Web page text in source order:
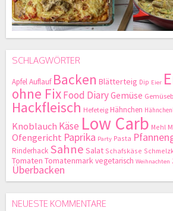
SCHLAGWÖRTER
ApfelAuflauf Backen Blätterteig Dip Eier
ohne FixFood DiaryGemüse
Hackfleisch Hefeteig Hähnchen
Knoblauch Käse Low Carb Mehl
Ofengericht Paprika Party Pasta
Rinderhack Sahne Salat Schafskäse
Tomaten Tomatenmarkvegetarisch Weihnachten
Überbacken
NEUESTE KOMMENTARE